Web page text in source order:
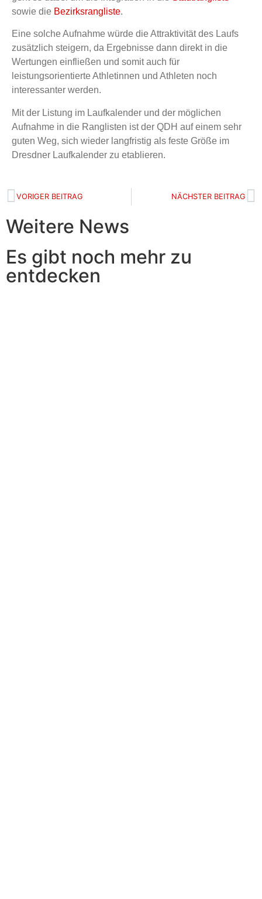
sowie die Bezirksrangliste.
Eine solche Aufnahme würde die Attraktivität des Laufs
zusätzlich steigern, da Ergebnisse dann direkt in die
Wertungen einfließen und somit auch für
leistungsorientierte Athletinnen und Athleten noch
interessanter werden.
Mit der Listung im Laufkalender und der möglichen
Aufnahme in die Ranglisten ist der QDH auf einem sehr
guten Weg, sich wieder langfristig als feste Größe im
Dresdner Laufkalender zu etablieren.
VORIGER BEITRAG NÄCHSTER BEITRAG
Weitere News
Es gibt noch mehr zu
entdecken